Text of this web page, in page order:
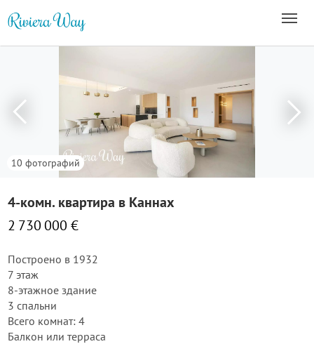
10 фотографий
4-комн. квартира в Каннах
2 730 000 €
Построено в 1932
7 этаж
8-этажное здание
3 спальни
Всего комнат: 4
Балкон или терраса